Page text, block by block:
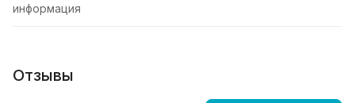
информация
Отзывы